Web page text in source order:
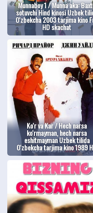
Munnaboy 1 / Munna aka:
sotuvchi Hind kinosi Uzbek
O'zbekcha 2003 tarjima kino
HD skachat
Ko'r va Kar / Hech narsa
ko'rmayman, hech narsa
eshitmayman Uzbek tilida
O'zbekcha tarjima kino 1989